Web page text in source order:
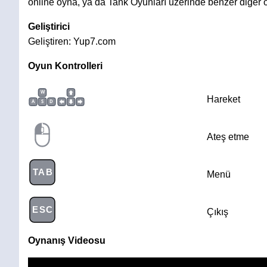
online oyna, ya da Tank Oyunları üzerinde benzer diğer
Geliştirici
Geliştiren: Yup7.com
Oyun Kontrolleri
W
A
S D Hareket
Ateş etme
TAB Menü
ESC Çıkış
Oynanış Videosu